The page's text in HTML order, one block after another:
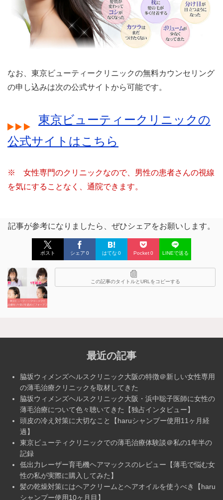
なお、東京ビューティークリニックの無料カウンセリング
の申し込みは次の公式サイトから可能です。
東京ビューティークリニックの
公式サイトはこちら
※ 女性専門のクリニックなので、男性の患者さんの視線
を気にすることなく、通院できます。
記事が参考になりましたら、ぜひシェアをお願いします。
ポスト シェア 0 はてな 0 Pocket0 LINEで送る
この記事のタイトルとURLをコピーする
最近の記事
脇坂ウィメンズヘルスクリニック大阪の特徴＠新しい女性専用
の薄毛治療クリニックを取材してきた
脇坂ウィメンズヘルスクリニック大阪・浜中聡子医師に女性の
薄毛治療について色々聴いてきた【独占インタビュー】
頭皮の冷え対策に大切なこと【haruシャンプー使用11ヶ月経
過】
東京ビューティクリニックでの薄毛治療体験談＠私の1年半の
記録
低出力レーザー育毛機ヘアマックスのレビュー【薄毛で悩む女
性の私が実際に購入してみた】
髪の乾燥対策にはヘアクリームとヘアオイルを使うべき【haru
シャンプー使用10ヶ月目】